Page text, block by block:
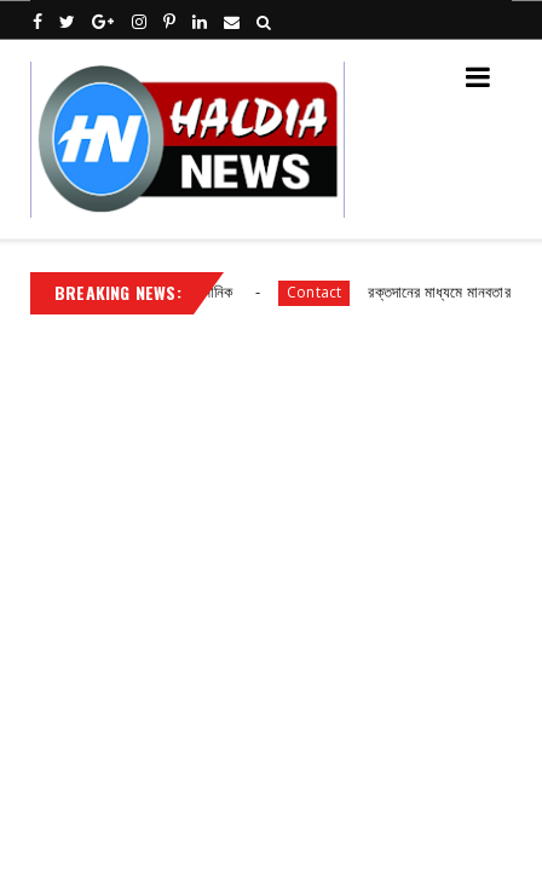
BREAKING NEWS:
বিধায়ক শান্তনু প্রামানিক Contact রক্তদানের মাধ্যমে মানবতার বার্তা: